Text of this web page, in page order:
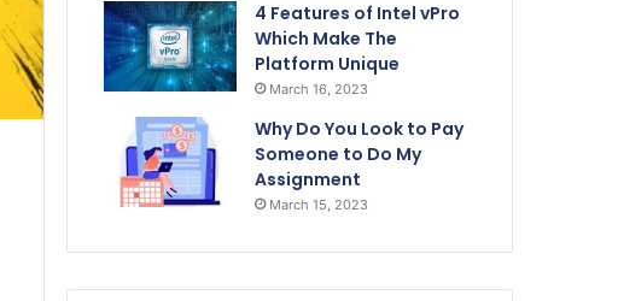
4 Features of Intel vPro
Which Make The
Platform Unique
March 16, 2023
Why Do You Look to Pay
Someone to Do My
Assignment
March 15, 2023